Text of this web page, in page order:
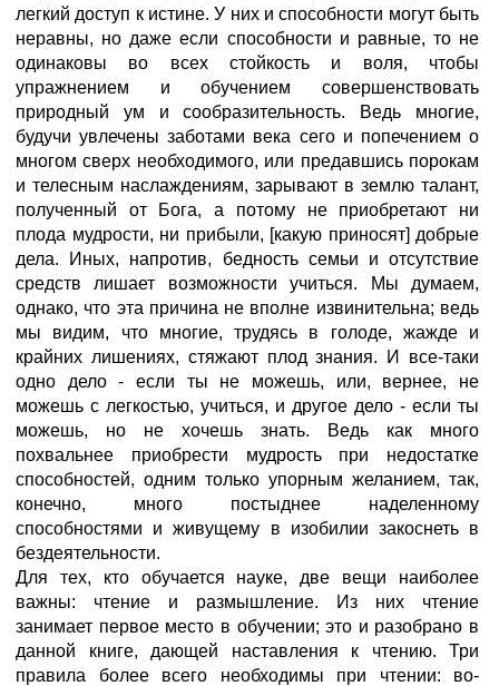
легкий доступ к истине. У них и способности могут быть
неравны, но даже если способности и равные, то не
одинаковы во всех стойкость и воля, чтобы
упражнением и обучением совершенствовать
природный ум и сообразительность. Ведь многие,
будучи увлечены заботами века сего и попечением о
многом сверх необходимого, или предавшись порокам
и телесным наслаждениям, зарывают в землю талант,
полученный от Бога, а потому не приобретают ни
плода мудрости, ни прибыли, [какую приносят] добрые
дела. Иных, напротив, бедность семьи и отсутствие
средств лишает возможности учиться. Мы думаем,
однако, что эта причина не вполне извинительна; ведь
мы видим, что многие, трудясь в голоде, жажде и
крайних лишениях, стяжают плод знания. И все-таки
одно дело - если ты не можешь, или, вернее, не
можешь с легкостью, учиться, и другое дело - если ты
можешь, но не хочешь знать. Ведь как много
похвальнее приобрести мудрость при недостатке
способностей, одним только упорным желанием, так,
конечно, много постыднее наделенному
способностями и живущему в изобилии закоснеть в
бездеятельности.
Для тех, кто обучается науке, две вещи наиболее
важны: чтение и размышление. Из них чтение
занимает первое место в обучении; это и разобрано в
данной книге, дающей наставления к чтению. Три
правила более всего необходимы при чтении: во-